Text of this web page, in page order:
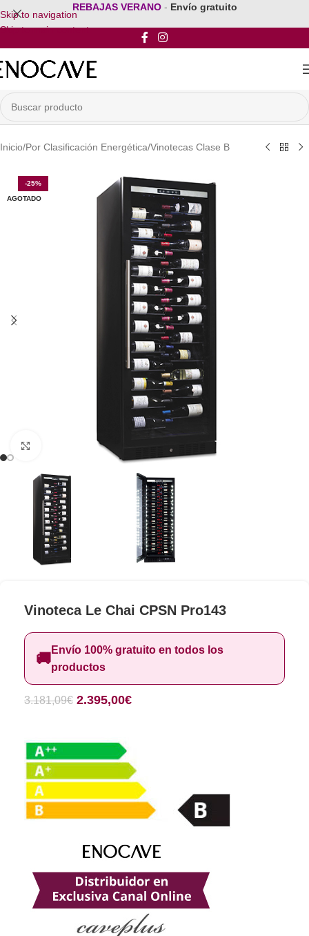
Skip to navigation
Skip to main content
REBAJAS VERANO - Envío gratuito
Inicio/Por Clasificación Energética/Vinotecas Clase B
-25%
AGOTADO
Clic para ampliar
Vinoteca Le Chai CPSN Pro143
🚚Envío 100% gratuito en todos los
productos
3.181,09€ 2.395,00€